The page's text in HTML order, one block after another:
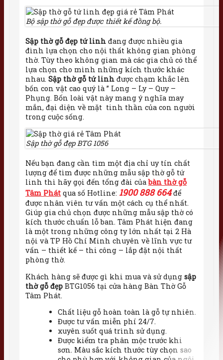
Bộ sập thờ gỗ đẹp được thiết kế đồng bộ.
Sập thờ gỗ đẹp tứ linh đang được nhiều gia
đình lựa chọn cho nội thất không gian phòng
thờ. Tùy theo không gian mà các gia chủ có thể
lựa chọn cho mình những kích thước khác
nhau. Sập thờ gỗ tứ linh được chạm khắc lên
bốn con vật cao quý là ” Long – Ly – Quy –
Phụng. Bốn loài vật này mang ý nghĩa may
mắn, đại diện về mặt tinh thần của con người
trong cuộc sống.
Sập thờ gỗ đẹp BTG 1056
Nếu bạn đang cần tìm một địa chỉ uy tín chất
lượng để tìm được những mẫu sập thờ gỗ tứ
linh thì hãy gọi đến tổng đài củabàn thờ gỗ
Tâm Phát qua số Hotline: 1900 888 664để
được nhân viên tư vấn một cách cụ thể nhất.
Giúp gia chủ chọn được những mẫu sập thờ có
kích thước chuẩn lỗ ban. Tâm Phát hiện đang
là một trong những công ty lớn nhất tại 2 Hà
nội và TP Hồ Chí Minh chuyên về lĩnh vực tư
vấn – thiết kế – thi công – lắp đặt nội thất
phòng thờ.
Khách hàng sẽ được gì khi mua và sử dụng sập
thờ gỗ đẹp BTG1056 tại cửa hàng Bàn Thờ Gỗ
Tâm Phát.
Chất liệu gỗ hoàn toàn là gỗ tự nhiên.
Được tư vấn miễn phí 24/7.
xuyên suốt quá trình sử dụng.
Được kiểm tra phân mộc trước khi
sơn. Màu sắc kích thước tùy chọn sao